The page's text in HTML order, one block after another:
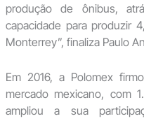
produção de ônibus,
capacidade para produzir
Monterrey”, finaliza Paulo
Em 2016, a Polomex
mercado mexicano, com
ampliou a sua